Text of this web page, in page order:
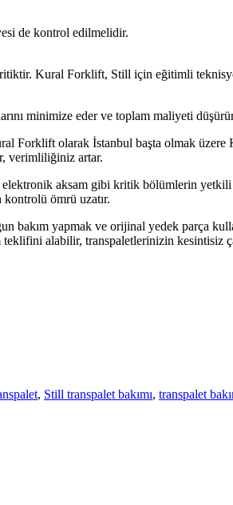
de kontrol edilmelidir.
kritiktir. Kural Forklift, Still için eğitimli
minimize eder ve toplam maliyeti
Forklift olarak İstanbul başta olmak
verimliliğiniz artar.
aksam gibi kritik bölümlerin
ömrü uzatır.
bakım yapmak ve orijinal yedek parça
alabilir, transpaletlerinizin kesintisiz
, Still transpalet bakımı, transpalet